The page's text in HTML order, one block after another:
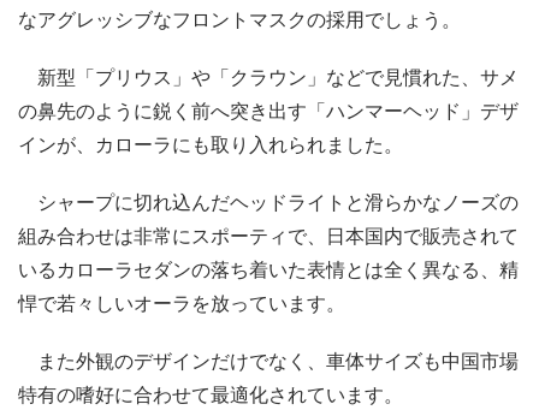
なアグレッシブなフロントマスクの採用でしょう。
新型「プリウス」や「クラウン」などで見慣れた、サメ
の鼻先のように鋭く前へ突き出す「ハンマーヘッド」デザ
インが、カローラにも取り入れられました。
シャープに切れ込んだヘッドライトと滑らかなノーズの
組み合わせは非常にスポーティで、日本国内で販売されて
いるカローラセダンの落ち着いた表情とは全く異なる、精
悍で若々しいオーラを放っています。
また外観のデザインだけでなく、車体サイズも中国市場
特有の嗜好に合わせて最適化されています。